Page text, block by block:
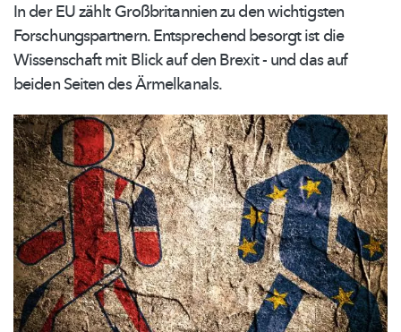
In der EU zählt Großbritannienzu den wichtigsten
Forschungspartnern.Entsprechend besorgt ist die
Wissenschaft mit Blick auf den Brexit - und das auf
beiden Seiten des Ärmelkanals.